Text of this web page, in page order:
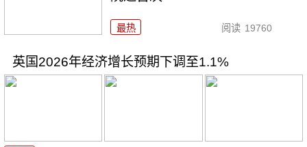
最热 阅读 19760
英国2026年经济增长预期下调至1.1%